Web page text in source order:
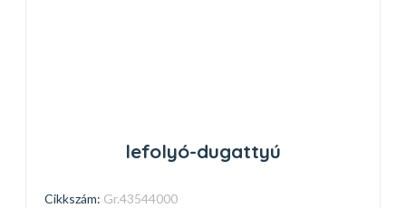
lefolyó-dugattyú
Cikkszám: Gr.43544000